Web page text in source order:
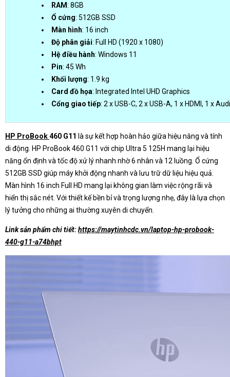
RAM: 8GB
Ổ cứng: 512GB SSD
Màn hình: 16 inch
Độ phân giải: Full HD (1920 x 1080)
Hệ điều hành: Windows 11
Pin: 45 Wh
Khối lượng: 1.9 kg
Card đồ họa: Integrated Intel UHD Graphics
Cổng giao tiếp: 2 x USB-C, 2 x USB-A, 1 x HDMI, 1 x
HP ProBook460 G11 là sự kết hợp hoàn hảo giữa hiệu năng và tính
di động. HP ProBook 460 G11 với chip Ultra 5 125H mang lại hiệu
năng ổn định và tốc độ xử lý nhanh nhờ 6 nhân và 12 luồng. Ổ cứng
512GB SSD giúp máy khởi động nhanh và lưu trữ dữ liệu hiệu quả.
Màn hình 16 inch Full HD mang lại không gian làm việc rộng rãi và
hiển thị sắc nét. Với thiết kế bền bỉ và trọng lượng nhẹ, đây là lựa chọn
lý tưởng cho những ai thường xuyên di chuyển.
Link sản phẩm chi tiết:https://maytinhcdc.vn/laptop-hp-probook-
440-g11-a74bhpt